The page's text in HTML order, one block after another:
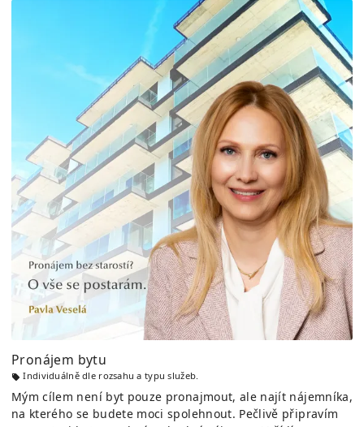
Pronájem bytu
Individuálně dle rozsahu a typu služeb.
Mým cílem není byt pouze pronajmout, ale najít nájemníka,
na kterého se budete moci spolehnout. Pečlivě připravím